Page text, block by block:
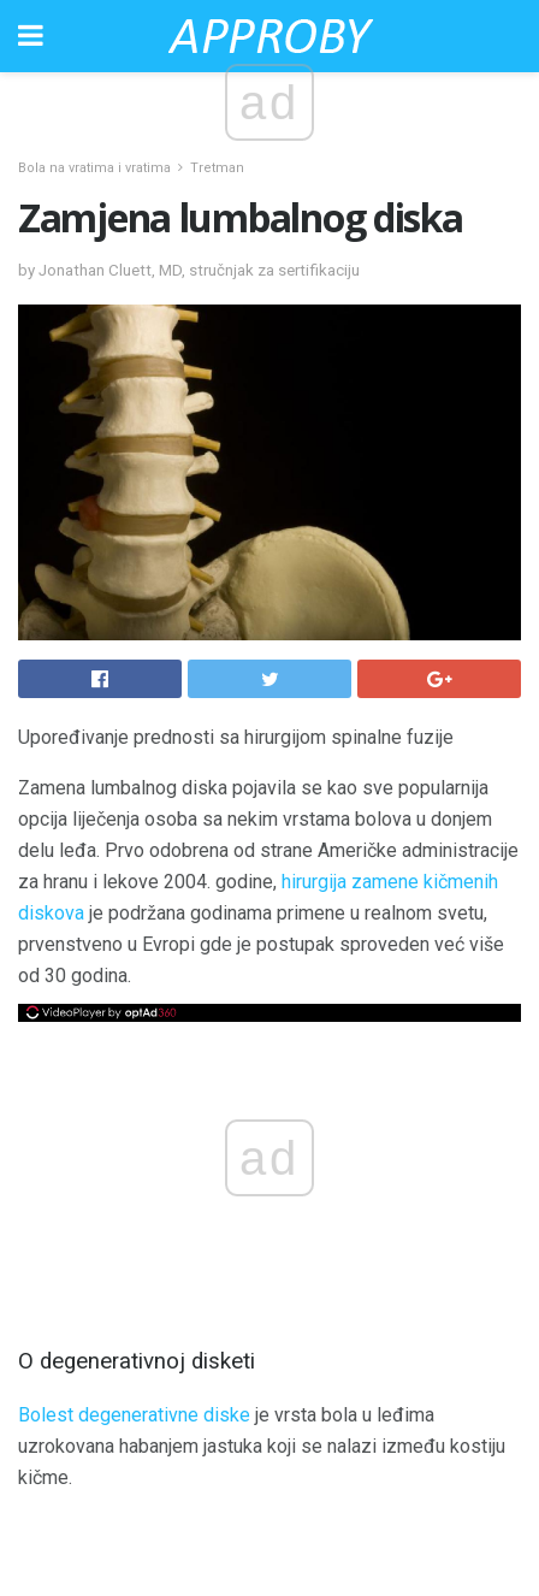
ad
Bola na vratima i vratima Tretman
Zamjena lumbalnog diska
by Jonathan Cluett, MD, stručnjak za sertifikaciju
Upoređivanje prednosti sa hirurgijom spinalne fuzije
Zamena lumbalnog diska pojavila se kao sve popularnija
opcija liječenja osoba sa nekim vrstama bolova u donjem
delu leđa. Prvo odobrena od strane Američke administracije
za hranu i lekove 2004. godine, hirurgija zamene kičmenih
diskova je podržana godinama primene u realnom svetu,
prvenstveno u Evropi gde je postupak sproveden već više
od 30 godina.
ad
O degenerativnoj disketi
Bolest degenerativne diske je vrsta bola u leđima
uzrokovana habanjem jastuka koji se nalazi između kostiju
kičme.